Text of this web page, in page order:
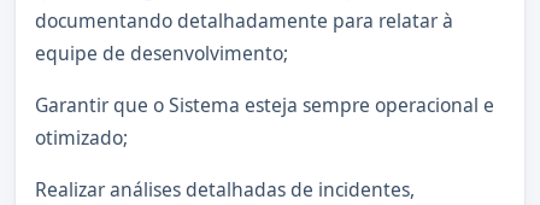
documentando detalhadamente para relatar à
equipe de desenvolvimento;
Garantir que o Sistema esteja sempre operacional e
otimizado;
Realizar análises detalhadas de incidentes,